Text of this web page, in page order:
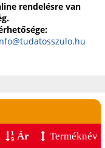
rendelésre van
Ár
Terméknév